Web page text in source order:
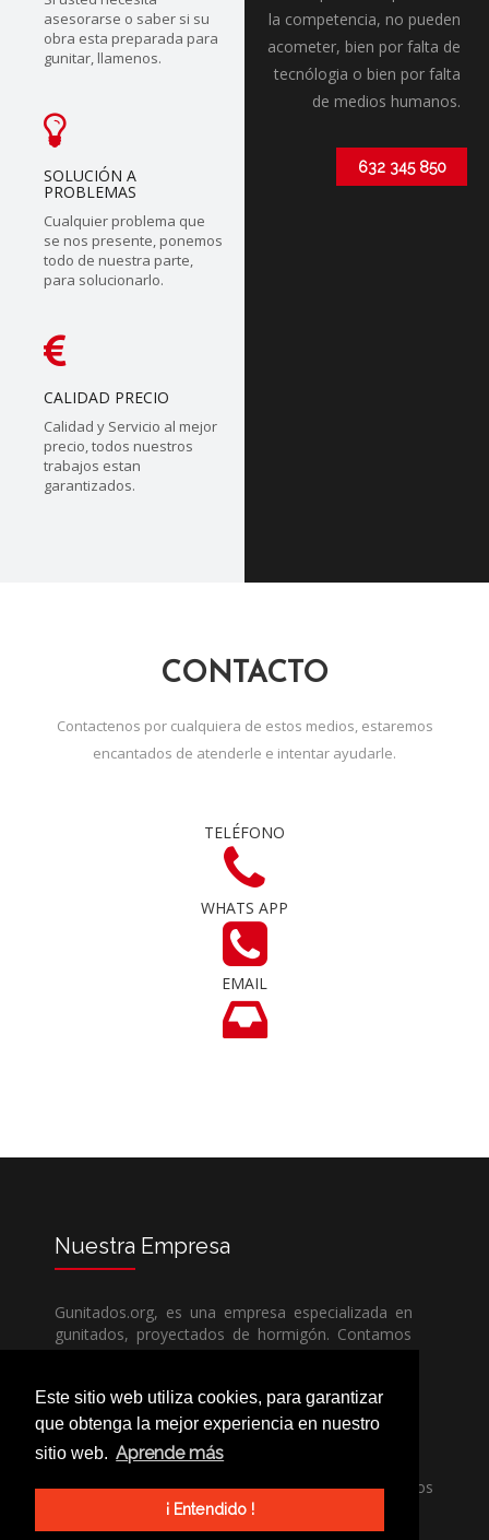
Este sitio web utiliza cookies, para garantizar
que obtenga la mejor experiencia en nuestro
sitio web. Aprende más
¡ Entendido !
asesorarse o saber si su
obra esta preparada para
gunitar, llamenos.
SOLUCIÓN A
PROBLEMAS
Cualquier problema que
se nos presente, ponemos
todo de nuestra parte,
para solucionarlo.
CALIDAD PRECIO
Calidad y Servicio al mejor
precio, todos nuestros
trabajos estan
garantizados.
la competencia, no pueden
acometer, bien por falta de
tecnólogia o bien por falta
de medios humanos.
632 345 850
CONTACTO
Contactenos por cualquiera de estos medios, estaremos
encantados de atenderle e intentar ayudarle.
TELÉFONO
WHATS APP
EMAIL
Nuestra Empresa
Gunitados.org, es una empresa especializada en
gunitados, proyectados de hormigón. Contamos
con todos los medios humanos y técnicos, para
competencia.
Si necesita una empresa de gunitados, no dude
en llamarnos, nuestros técnicos estran encantados
de poder ayudarle, ya sea usted particular o
profesional.